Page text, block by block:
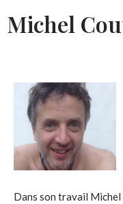
Michel
Dans son travail